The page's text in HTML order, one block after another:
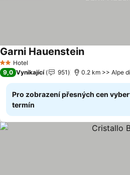
2 Počet hvězdiček
Hotel
Garni Hauenstein
9,0 Vynikající 951 0.2 km >> Alpe
Pro zobrazení přesných cen
termín